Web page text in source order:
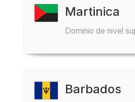
Martinica
Dominio de nivel
Barbados